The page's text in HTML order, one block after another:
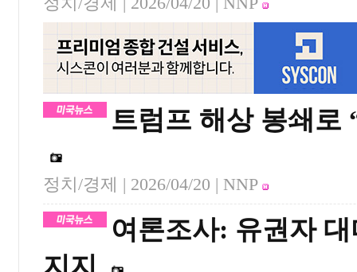
트럼프 해상 봉쇄로
정치/경제 | 2026/04/20 | NNP
여론조사: 유권자
지지